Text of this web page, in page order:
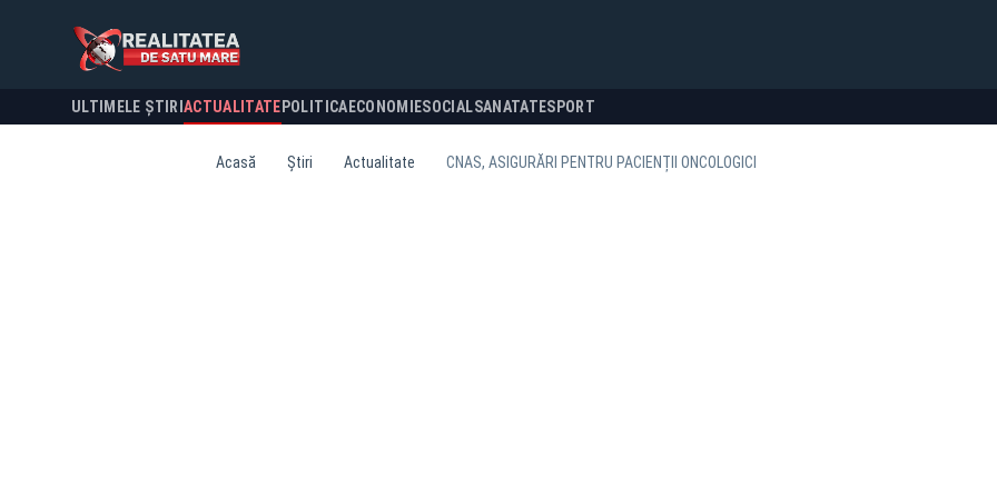
ULTIMELE ȘTIRI ACTUALITATE POLITICA ECONOMIESOCIALSANATATESPORT
Acasă Știri Actualitate CNAS, ASIGURĂRI PENTRU PACIENȚII ONCOLOGICI